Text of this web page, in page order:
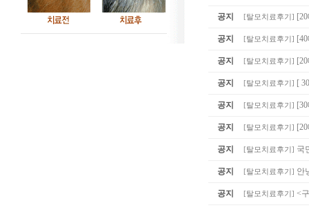
공지 [탈모치료후기 ]
공지 [탈모치료후기 ]
공지 [탈모치료후기 ]
공지 [탈모치료후기 ] [
공지 [탈모치료후기 ]
공지 [탈모치료후기 ]
공지 [탈모치료후기 ] 국
공지 [탈모치료후기 ] 안
공지 [탈모치료후기 ] <